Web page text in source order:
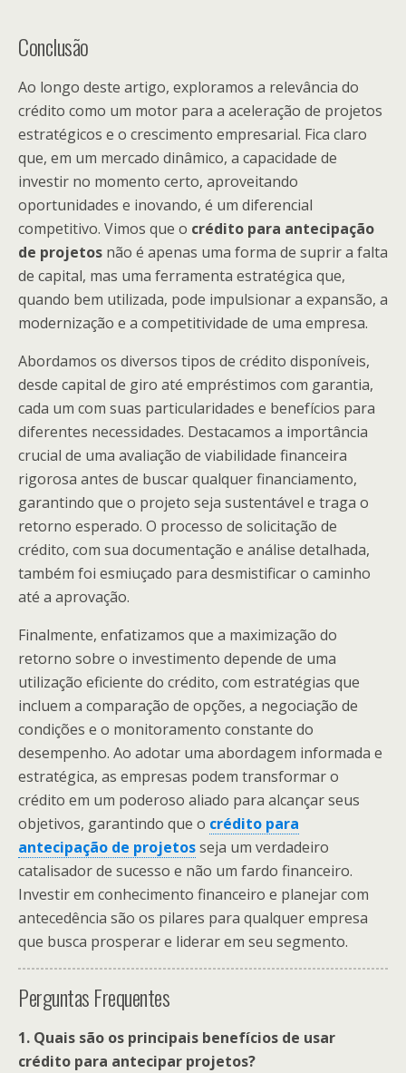
Conclusão
Ao longo deste artigo, exploramos a relevância do
crédito como um motor para a aceleração de projetos
estratégicos e o crescimento empresarial. Fica claro
que, em um mercado dinâmico, a capacidade de
investir no momento certo, aproveitando
oportunidades e inovando, é um diferencial
competitivo. Vimos que o crédito para antecipação
de projetos não é apenas uma forma de suprir a falta
de capital, mas uma ferramenta estratégica que,
quando bem utilizada, pode impulsionar a expansão, a
modernização e a competitividade de uma empresa.
Abordamos os diversos tipos de crédito disponíveis,
desde capital de giro até empréstimos com garantia,
cada um com suas particularidades e benefícios para
diferentes necessidades. Destacamos a importância
crucial de uma avaliação de viabilidade financeira
rigorosa antes de buscar qualquer financiamento,
garantindo que o projeto seja sustentável e traga o
retorno esperado. O processo de solicitação de
crédito, com sua documentação e análise detalhada,
também foi esmiuçado para desmistificar o caminho
até a aprovação.
Finalmente, enfatizamos que a maximização do
retorno sobre o investimento depende de uma
utilização eficiente do crédito, com estratégias que
incluem a comparação de opções, a negociação de
condições e o monitoramento constante do
desempenho. Ao adotar uma abordagem informada e
estratégica, as empresas podem transformar o
crédito em um poderoso aliado para alcançar seus
objetivos, garantindo que o crédito para
antecipação de projetosseja um verdadeiro
catalisador de sucesso e não um fardo financeiro.
Investir em conhecimento financeiro e planejar com
antecedência são os pilares para qualquer empresa
que busca prosperar e liderar em seu segmento.
Perguntas Frequentes
1. Quais são os principais benefícios de usar
crédito para antecipar projetos?